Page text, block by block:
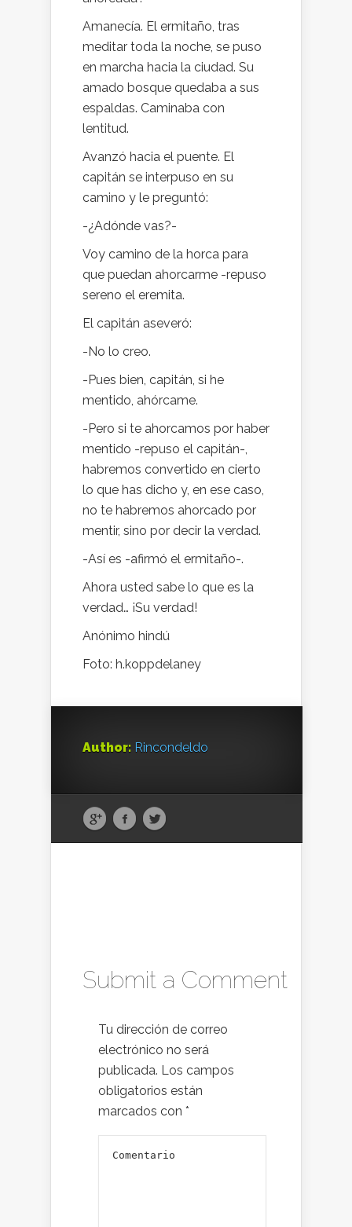
Amanecía. El ermitaño, tras
meditar toda la noche, se puso
en marcha hacia la ciudad. Su
amado bosque quedaba a sus
espaldas. Caminaba con
lentitud.
Avanzó hacia el puente. El
capitán se interpuso en su
camino y le preguntó:
-¿Adónde vas?-
Voy camino de la horca para
que puedan ahorcarme -repuso
sereno el eremita.
El capitán aseveró:
-No lo creo.
-Pues bien, capitán, si he
mentido, ahórcame.
-Pero si te ahorcamos por haber
mentido -repuso el capitán-,
habremos convertido en cierto
lo que has dicho y, en ese caso,
no te habremos ahorcado por
mentir, sino por decir la verdad.
-Así es -afirmó el ermitaño-.
Ahora usted sabe lo que es la
verdad… ¡Su verdad!
Anónimo hindú
Foto: h.koppdelaney
Author: Rincondeldo
Submit a Comment
Tu dirección de correo
electrónico no será
publicada. Los campos
obligatorios están
marcados con *